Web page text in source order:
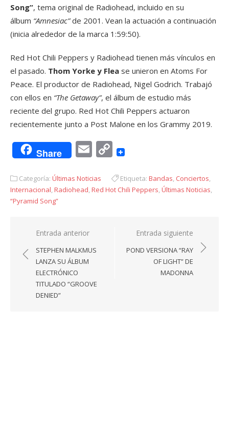
Song”, tema original de Radiohead, incluido en su
álbum “Amnesiac”de 2001. Vean la actuación a continuación
(inicia alrededor de la marca 1:59:50).
Red Hot Chili Peppers y Radiohead tienen más vínculos en
el pasado. Thom Yorke y Flea se unieron en Atoms For
Peace. El productor de Radiohead, Nigel Godrich. Trabajó
con ellos en “The Getaway”, el álbum de estudio más
reciente del grupo. Red Hot Chili Peppers actuaron
recientemente junto a Post Malone en los Grammy 2019.
Share EmailCopy
Categoría: Últimas Noticias Etiqueta: Bandas, Conciertos,
Internacional,Radiohead,Red Hot Chili Peppers,Últimas Noticias,
“Pyramid Song”
Navegación
de
entradas
Entrada anterior
STEPHEN MALKMUS
LANZA SU ÁLBUM
ELECTRÓNICO
TITULADO “GROOVE
DENIED”
Entrada siguiente
POND VERSIONA “RAY
OF LIGHT” DE
MADONNA